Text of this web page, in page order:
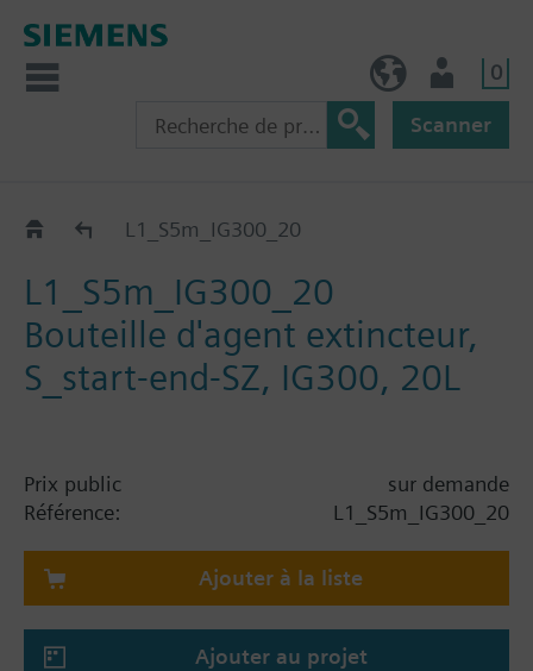
0
Scanner
CatalogueL1_S5m_IG300_20
L1_S5m_IG300_20
Bouteille d'agent extincteur,
S_start-end-SZ, IG300, 20L
Prix public
sur demande
Référence:
L1_S5m_IG300_20
Ajouter à la liste
Ajouter au projet